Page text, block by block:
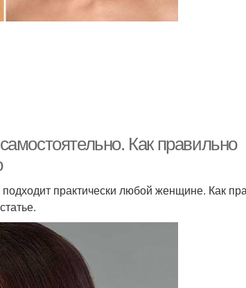
Как правильно
практически любой женщине. Как